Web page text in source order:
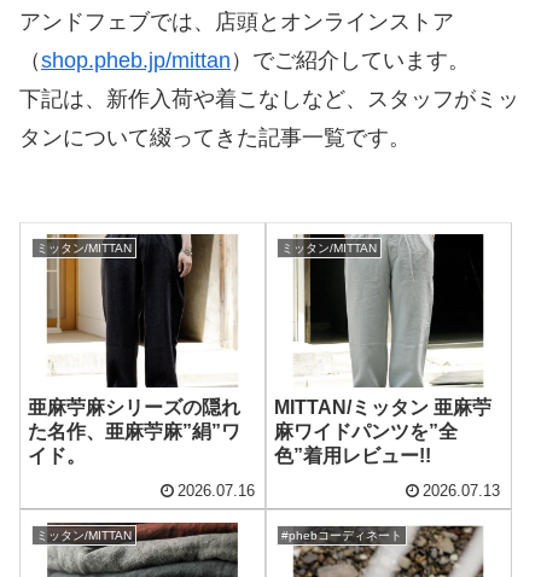
アンドフェブでは、店頭とオンラインストア
（shop.pheb.jp/mittan ）でご紹介しています。
下記は、新作入荷や着こなしなど、スタッフがミッ
タンについて綴ってきた記事一覧です。
ミッタン/MITTAN
亜麻苧麻シリーズの隠れ
た名作、亜麻苧麻”絹”ワ
イド。
2026.07.16
ミッタン/MITTAN
MITTAN/ミッタン 亜麻苧
麻ワイドパンツを”全
色”着用レビュー!!
2026.07.13
ミッタン/MITTAN #phebコーディネート